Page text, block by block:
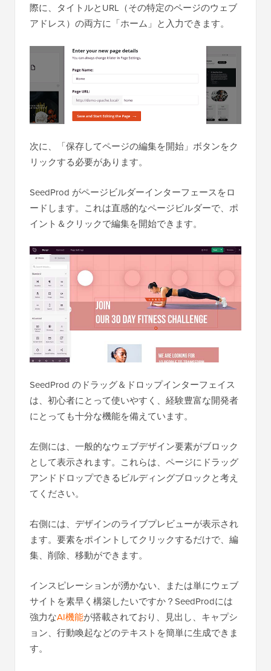
際に、タイトルとURL（その特定のページのウェブ
アドレス）の両方に「ホーム」と入力できます。
次に、「保存してページの編集を開始」ボタンをク
リックする必要があります。
SeedProd がページビルダーインターフェースをロ
ードします。これは直感的なページビルダーで、ポ
イント＆クリックで編集を開始できます。
SeedProd のドラッグ＆ドロップインターフェイス
は、初心者にとって使いやすく、経験豊富な開発者
にとっても十分な機能を備えています。
左側には、一般的なウェブデザイン要素がブロック
として表示されます。これらは、ページにドラッグ
アンドドロップできるビルディングブロックと考え
てください。
右側には、デザインのライブプレビューが表示され
ます。要素をポイントしてクリックするだけで、編
集、削除、移動ができます。
インスピレーションが湧かない、または単にウェブ
サイトを素早く構築したいですか？SeedProdには
強力なAI機能が搭載されており、見出し、キャプシ
ョン、行動喚起などのテキストを簡単に生成できま
す。